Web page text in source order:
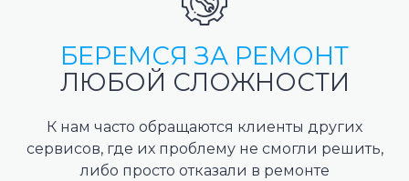
БЕРЕМСЯ ЗА РЕМОНТ
ЛЮБОЙ СЛОЖНОСТИ
К нам часто обращаются клиенты других
сервисов, где их проблему не смогли решить,
либо просто отказали в ремонте